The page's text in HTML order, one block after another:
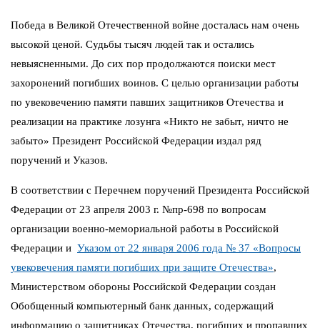
Победа в Великой Отечественной войне досталась нам очень
высокой ценой. Судьбы тысяч людей так и остались
невыясненными. До сих пор продолжаются поиски мест
захоронений погибших воинов. С целью организации работы
по увековечению памяти павших защитников Отечества и
реализации на практике лозунга «Никто не забыт, ничто не
забыто» Президент Российской Федерации издал ряд
поручений и Указов.
В соответствии с Перечнем поручений Президента Российской
Федерации от 23 апреля 2003 г. №пр-698 по вопросам
организации военно-мемориальной работы в Российской
Федерации и Указом от 22 января 2006 года № 37 «Вопросы
увековечения памяти погибших при защите Отечества»,
Министерством обороны Российской Федерации создан
Обобщенный компьютерный банк данных, содержащий
информацию о защитниках Отечества, погибших и пропавших